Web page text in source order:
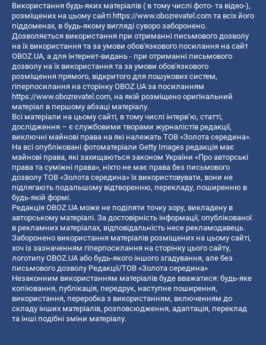
Використання будь-яких матеріалів ( в тому числі фото- та відео-),
розміщених на цьому сайті https://www.obozrevatel.com та всіх його
піддоменах, в будь-якому вигляді суворо заборонено.
Дозволяється використання при отриманні письмового дозволу
на їх використання та за умови обов'язкового посилання на сайт
OBOZ.UA, а для інтернет-видань - при отриманні письмового
дозволу на їх використання та за умови обов'язкового
розміщення прямого, відкритого для пошукових систем,
гіперпосилання на сторінку OBOZ.UA за посиланням
https://www.obozrevatel.com, на якій розміщено оригінальний
матеріал в першому абзаці матеріалу.
Всі матеріали на цьому сайті, в тому числі інтерв’ю, статті,
дослідження – є службовими творами журналістів редакції,
виключні майнові права на які належать ТОВ «Золота середина».
На всі опубліковані фотоматеріали Getty Images редакція має
майнові права, які захищаються законом України «Про авторські
права та суміжні права», ніхто не має права без письмового
дозволу ТОВ «Золота середина» їх використовувати, вони не
підлягають подальшому відтворенню, перекладу, поширенню в
будь-якій формі.
Редакція OBOZ.UA може не поділяти точку зору, викладену в
авторському матеріалі. За достовірність інформації, опублікованої
в рекламних матеріалах, відповідальність несе рекламодавець.
Заборонено використання матеріалів розміщених на цьому сайті,
хоч із зазначенням гіперпосилання на сторінку цього сайту,
логотипу OBOZ.UA або будь-якого іншого згадування, але без
письмового дозволу Редакції/ТОВ «Золота середина»
Незаконним використанням матеріалів буде вважатися: будь-яке
копiювання, публiкацiя, передрук, наступне поширення,
використання, переробка з використанням, включенням до
складу інших матеріалів, розповсюдження, адаптація, переклад
та інші подібні зміни матеріалу.